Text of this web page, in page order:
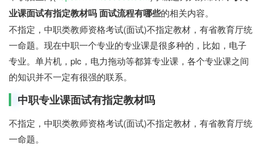
业课面试有指定教材吗 面试流程有哪些的相关内容。
不指定，中职类教师资格考试(面试)不指定教材，有省教育厅统
一命题。现在中职一个专业的专业课是很多种的，比如，电子
专业。单片机，plc，电力拖动等都算专业课，各个专业课之间
的知识并不一定有很强的联系。
中职专业课面试有指定教材吗
不指定，中职类教师资格考试(面试)不指定教材，有省教育厅统
一命题。